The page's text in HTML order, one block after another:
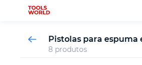
Pistolas para espuma
8 produtos
Pistolas para selante